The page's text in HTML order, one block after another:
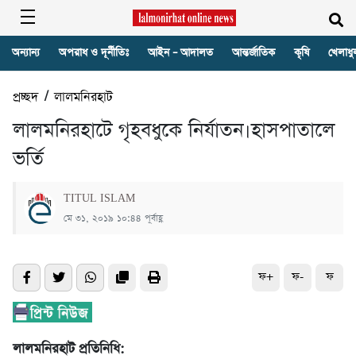
অন্যান্য অপরাধ ও দূর্নীতিঃ আইন – আদালত আন্তর্জাতিক কৃষি
প্রচ্ছদ/লালমনিরহাট
লালমনিরহাটে গৃহবধুকে নির্যাতন।হাসপাতালে
ভর্তি
TITUL ISLAM
মে ৩১, ২০১৯ ১০:৪৪ পূর্বাহ্ণ
ফ+ ফ- ফ
লালমনিরহাট প্রতিনিধি: